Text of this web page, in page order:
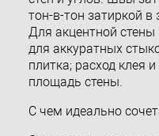
тон-в-тон затиркой
Для акцентной стены
для аккуратных
плитка; расход клея
площадь стены.
С чем идеально